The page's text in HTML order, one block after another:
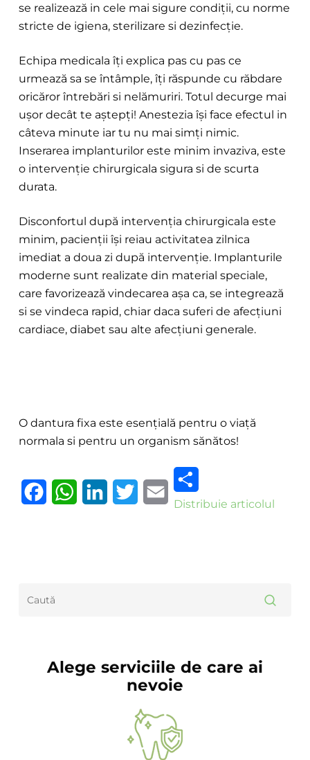
se realizează in cele mai sigure condiții, cu norme
stricte de igiena, sterilizare si dezinfecție.
Echipa medicala îți explica pas cu pas ce
urmează sa se întâmple, îți răspunde cu răbdare
oricăror întrebări si nelămuriri. Totul decurge mai
ușor decât te aștepți! Anestezia își face efectul in
câteva minute iar tu nu mai simți nimic.
Inserarea implanturilor este minim invaziva, este
o intervenție chirurgicala sigura si de scurta
durata.
Disconfortul după intervenția chirurgicala este
minim, pacienții își reiau activitatea zilnica
imediat a doua zi după intervenție. Implanturile
moderne sunt realizate din material speciale,
care favorizează vindecarea așa ca, se integrează
si se vindeca rapid, chiar daca suferi de afecțiuni
cardiace, diabet sau alte afecțiuni generale.
O dantura fixa este esențială pentru o viață
normala si pentru un organism sănătos!
Distribuie articolul
Alege serviciile de care ai
nevoie